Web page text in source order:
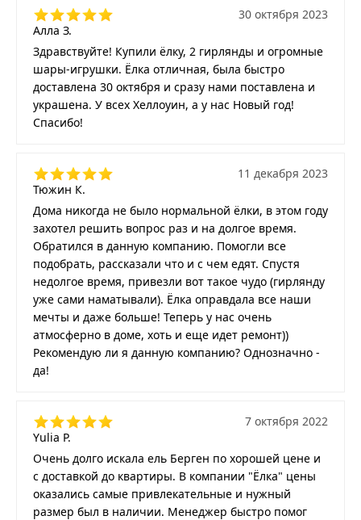
Алла З.
30 октября 2023
Здравствуйте! Купили ёлку, 2 гирлянды и огромные
шары-игрушки. Ёлка отличная, была быстро
доставлена 30 октября и сразу нами поставлена и
украшена. У всех Хеллоуин, а у нас Новый год!
Спасибо!
Тюжин К.
11 декабря 2023
Дома никогда не было нормальной ёлки, в этом году
захотел решить вопрос раз и на долгое время.
Обратился в данную компанию. Помогли все
подобрать, рассказали что и с чем едят. Спустя
недолгое время, привезли вот такое чудо (гирлянду
уже сами наматывали). Ёлка оправдала все наши
мечты и даже больше! Теперь у нас очень
атмосферно в доме, хоть и еще идет ремонт))
Рекомендую ли я данную компанию? Однозначно -
да!
Yulia P.
7 октября 2022
Очень долго искала ель Берген по хорошей цене и
с доставкой до квартиры. В компании "Ёлка" цены
оказались самые привлекательные и нужный
размер был в наличии. Менеджер быстро помог